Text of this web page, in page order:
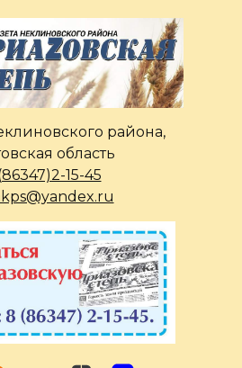
района,
область
15-45